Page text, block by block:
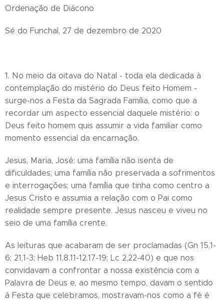
Ordenação de Diácono
Sé do Funchal, 27 de dezembro de 2020
1. No meio da oitava do Natal - toda ela dedicada à
contemplação do mistério do Deus feito Homem -
surge-nos a Festa da Sagrada Família, como que a
recordar um aspecto essencial daquele mistério: o
Deus feito homem quis assumir a vida familiar como
momento essencial da encarnação.
Jesus, Maria, José: uma família não isenta de
dificuldades; uma família não preservada a sofrimentos
e interrogações; uma família que tinha como centro a
Jesus Cristo e assumia a relação com o Pai como
realidade sempre presente. Jesus nasceu e viveu no
seio de uma família crente.
As leituras que acabaram de ser proclamadas (Gn 15,1-
6; 21,1-3; Heb 11,8.11-12.17-19; Lc 2,22-40) e que nos
convidavam a confrontar a nossa existência com a
Palavra de Deus e, ao mesmo tempo, davam o sentido
à Festa que celebramos, mostravam-nos como a fé é